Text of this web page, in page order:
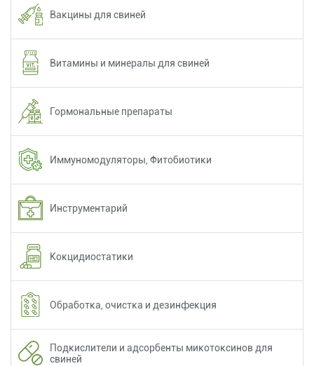
Вакцины для свиней
Витамины и минералы для свиней
Гормональные препараты
Иммуномодуляторы, Фитобиотики
Инструментарий
Кокцидиостатики
Обработка, очистка и дезинфекция
Подкислители и адсорбенты микотоксинов для
свиней